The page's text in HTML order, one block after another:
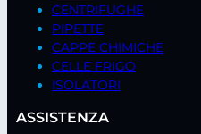
CENTRIFUGHE
PIPETTE
CAPPE CHIMICHE
CELLE FRIGO
ISOLATORI
ASSISTENZA